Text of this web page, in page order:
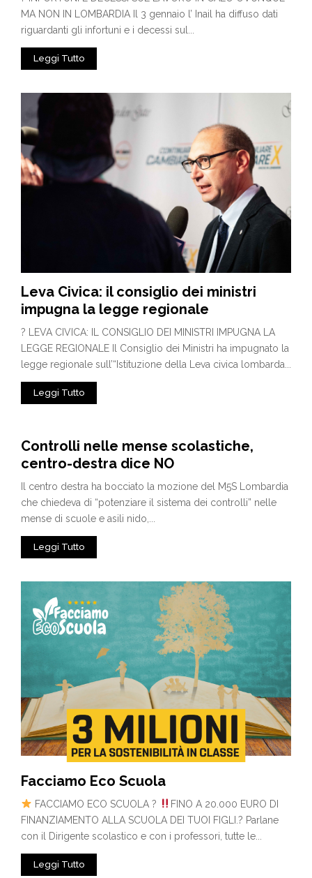
MA NON IN LOMBARDIA Il 3 gennaio l’ Inail ha diffuso dati
riguardanti gli infortuni e i decessi sul...
Leggi Tutto
Leva Civica: il consiglio dei ministri
impugna la legge regionale
? LEVA CIVICA: IL CONSIGLIO DEI MINISTRI IMPUGNA LA
LEGGE REGIONALE Il Consiglio dei Ministri ha impugnato la
legge regionale sull’“Istituzione della Leva civica lombarda...
Leggi Tutto
Controlli nelle mense scolastiche,
centro-destra dice NO
Il centro destra ha bocciato la mozione del M5S Lombardia
che chiedeva di “potenziare il sistema dei controlli” nelle
mense di scuole e asili nido,...
Leggi Tutto
Facciamo Eco Scuola
FACCIAMO ECO SCUOLA ?
FINO A 20.000 EURO DI
FINANZIAMENTO ALLA SCUOLA DEI TUOI FIGLI.? Parlane
con il Dirigente scolastico e con i professori, tutte le...
Leggi Tutto